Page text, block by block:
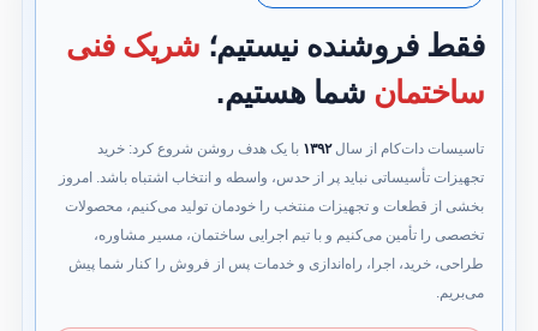
فقط فروشنده نیستیم؛ شریک فنی
ساختمان شما هستیم.
تاسیسات دات‌کام از سال۱۳۹۲ با یک هدف روشن شروع کرد: خرید
تجهیزات تأسیساتی نباید پر از حدس، واسطه و انتخاب اشتباه باشد. امروز
بخشی از قطعات و تجهیزات منتخب را خودمان تولید می‌کنیم، محصولات
تخصصی را تأمین می‌کنیم و با تیم اجرایی ساختمان، مسیر مشاوره،
طراحی، خرید، اجرا، راه‌اندازی و خدمات پس از فروش را کنار شما پیش
می‌بریم.